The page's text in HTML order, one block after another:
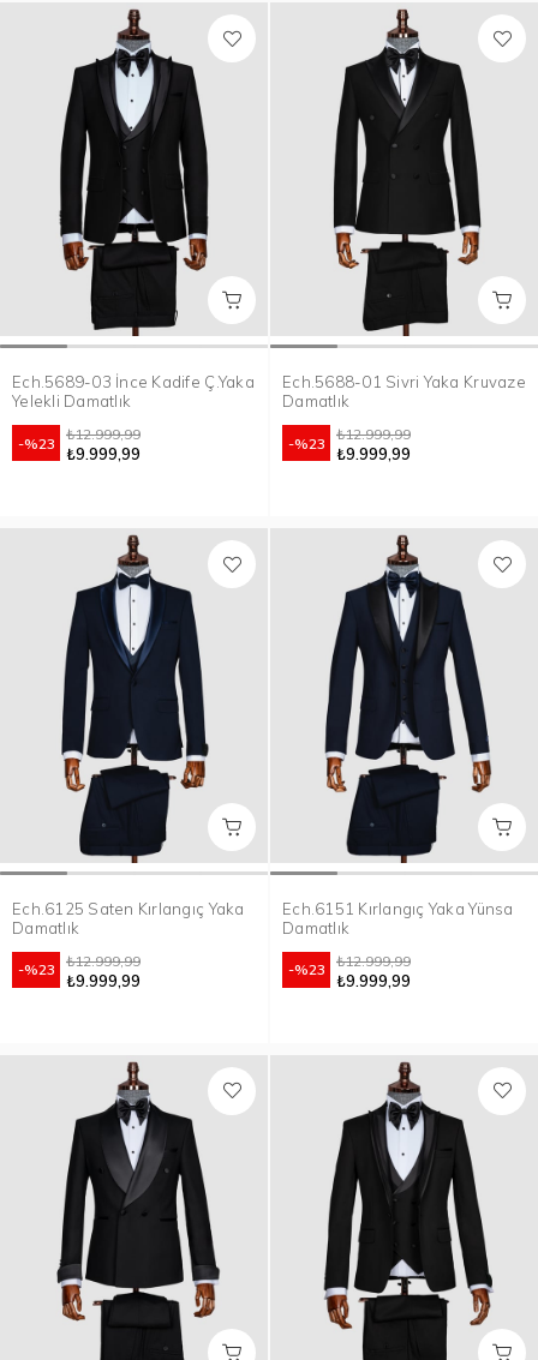
Ech.5689-03 İnce Kadife Ç.Yaka
Yelekli Damatlık
%23
₺9.999,99
₺12.999,99
Ech.5688-01 Sivri Yaka Kruvaze
Damatlık
%23
₺9.999,99
₺12.999,99
Ech.6125 Saten Kırlangıç Yaka
Damatlık
%23
₺9.999,99
₺12.999,99
Ech.6151 Kırlangıç Yaka Yünsa
Damatlık
%23
₺9.999,99
₺12.999,99